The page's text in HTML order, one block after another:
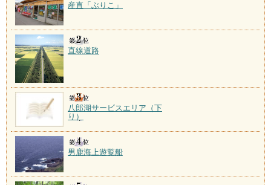
産直「ぶりこ」
直線道路
八郎湖サービスエリア（下
り）
男鹿海上遊覧船